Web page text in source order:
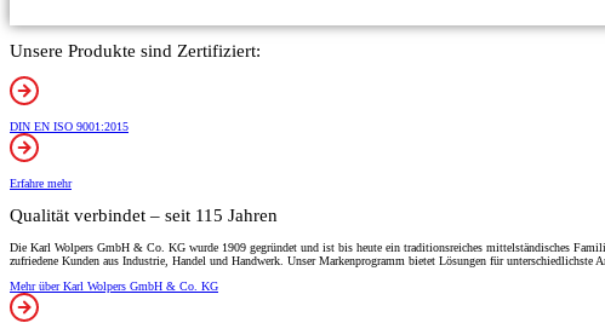
Unsere Produkte sind Zertifiziert:
DIN EN ISO 9001:2015
Erfahre mehr
Qualität verbindet – seit 115 Jahren
Die Karl Wolpers GmbH & Co. KG wurde 1909 gegründet und ist bis heute ein traditionsreiches mittelständisches
zufriedene Kunden aus Industrie, Handel und Handwerk. Unser Markenprogramm bietet Lösungen für
Mehr über Karl Wolpers GmbH & Co. KG